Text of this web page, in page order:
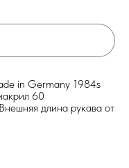
in Germany 1984s
60
длина рукава от